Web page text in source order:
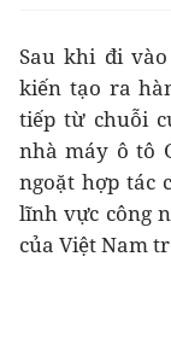
Sau khi đi
kiến tạo ra
tiếp từ chuỗi
nhà máy ô tô
ngoặt hợp tác
lĩnh vực công
của Việt Nam